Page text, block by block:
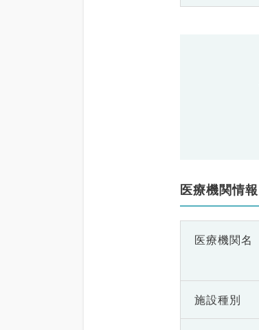
医療機関情報
医療機関名
施設種別